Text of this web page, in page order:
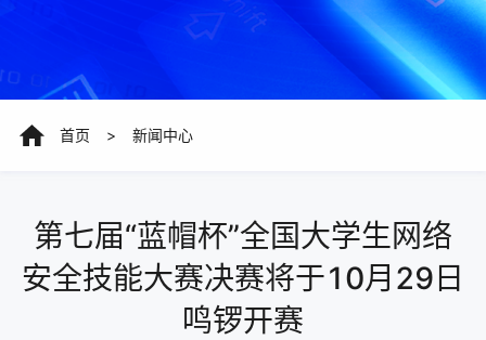
首页 > 新闻中心
第七届“蓝帽杯”全国大学生网络
安全技能大赛决赛将于10月29日
鸣锣开赛